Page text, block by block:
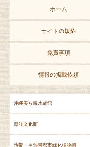
・室内での焼き肉など
・近隣住民や他のお客
ホーム
サイトの規約
免責事項
情報の掲載依頼
沖縄美ら海水族館
海洋文化館
熱帯・亜熱帯都市緑化植物園